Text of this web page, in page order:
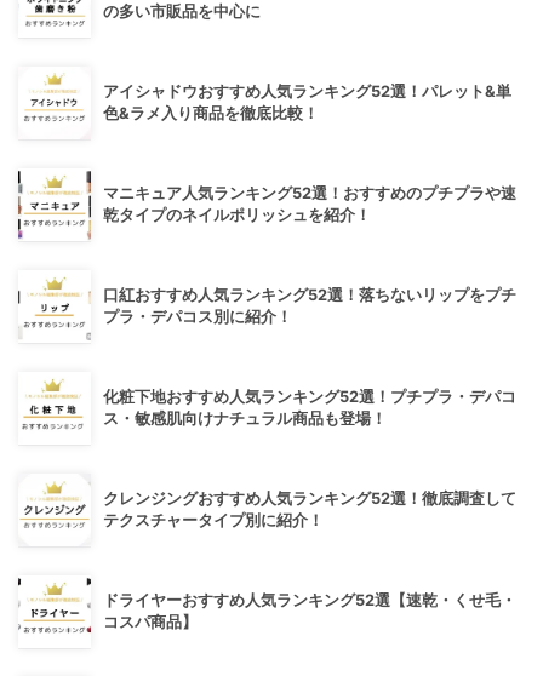
の多い市販品を中心に
アイシャドウおすすめ人気ランキング52選！パレット&単
色&ラメ入り商品を徹底比較！
マニキュア人気ランキング52選！おすすめのプチプラや速
乾タイプのネイルポリッシュを紹介！
口紅おすすめ人気ランキング52選！落ちないリップをプチ
プラ・デパコス別に紹介！
化粧下地おすすめ人気ランキング52選！プチプラ・デパコ
ス・敏感肌向けナチュラル商品も登場！
クレンジングおすすめ人気ランキング52選！徹底調査して
テクスチャータイプ別に紹介！
ドライヤーおすすめ人気ランキング52選【速乾・くせ毛・
コスパ商品】